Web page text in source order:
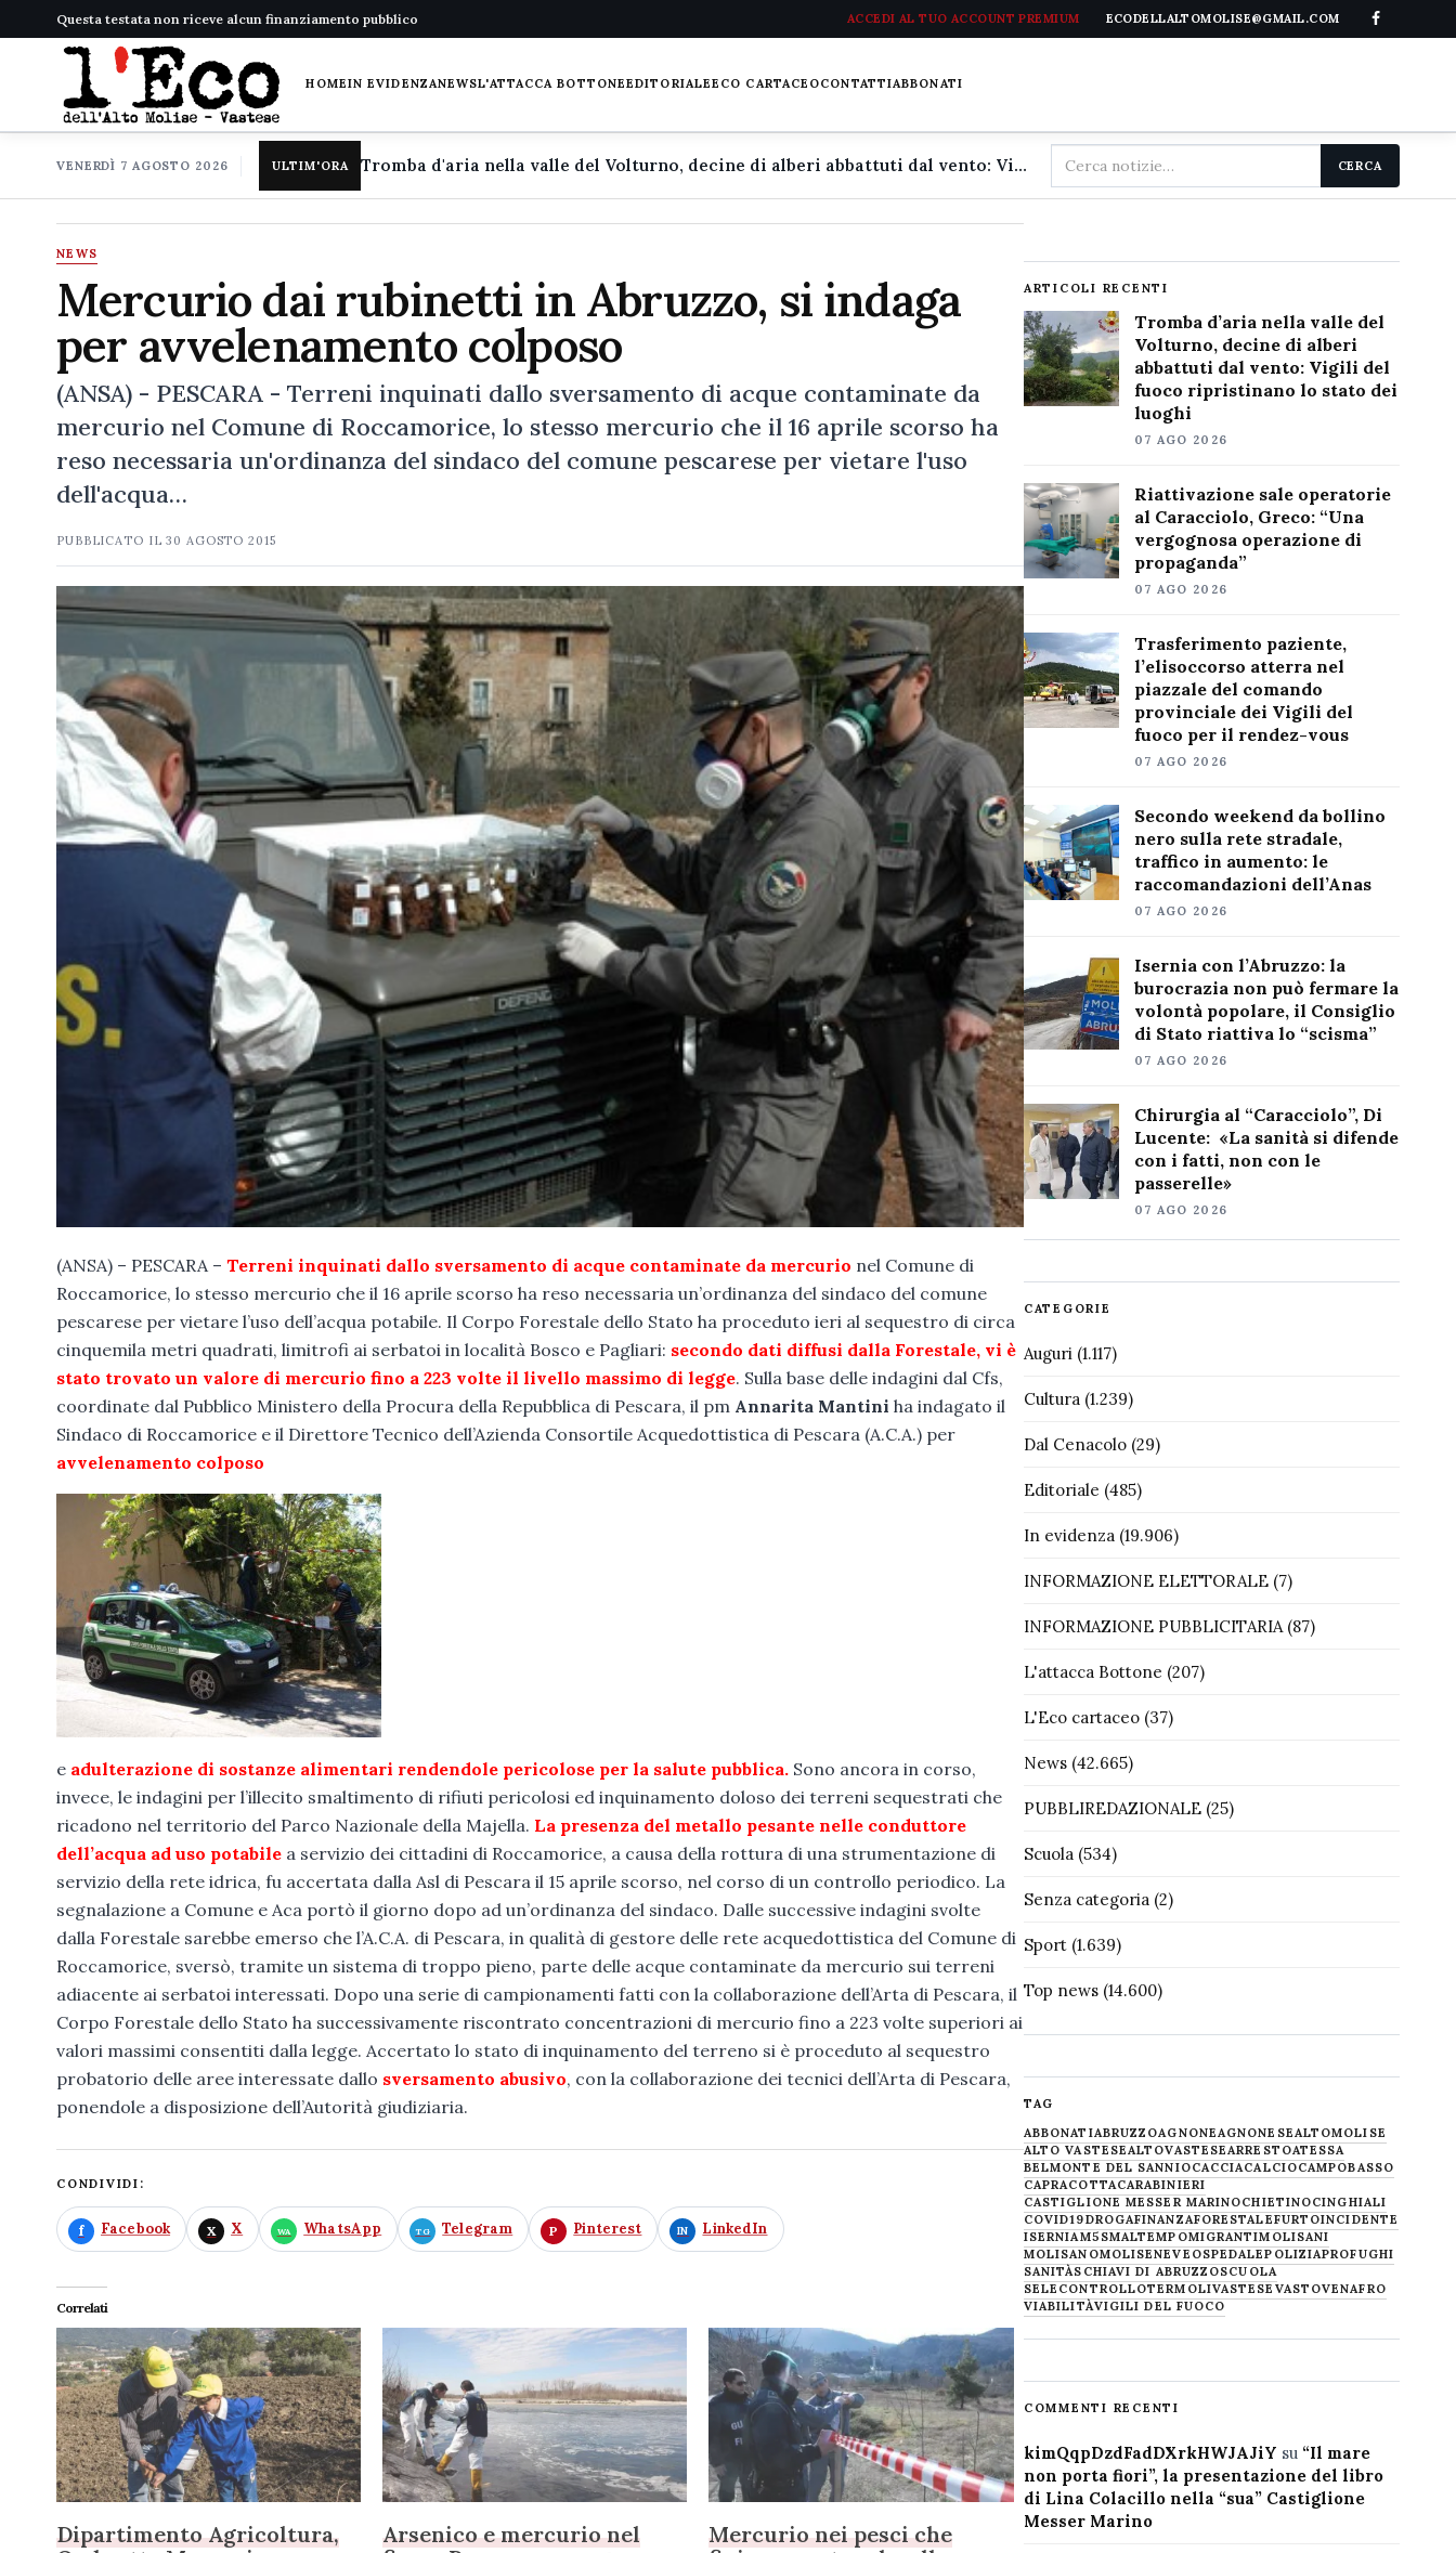
Questa testata non riceve alcun finanziamento pubblico ACCEDI AL TUO ACCOUNT PREMIUM ECODELLALTOMOLISE@GMAIL.COM
HOMEIN EVIDENZANEWSL'ATTACCA BOTTONEEDITORIALEECO CARTACEOCONTATTIABBONATI
VENERDÌ 7 AGOSTO 2026 ULTIM'ORA Tromba d'aria nella valle del Volturno, decine di alberi abbattuti dal vento: Vigili del fuoco ripristinano lo stato dei luoghi
Cerca
nel
CERCA
NEWS
Mercurio dai rubinetti in Abruzzo, si indaga
per avvelenamento colposo
(ANSA) - PESCARA - Terreni inquinati dallo sversamento di acque contaminate da
mercurio nel Comune di Roccamorice, lo stesso mercurio che il 16 aprile scorso ha
reso necessaria un'ordinanza del sindaco del comune pescarese per vietare l'uso
dell'acqua…
PUBBLICATO IL30 AGOSTO 2015
(ANSA) – PESCARA – Terreni inquinati dallo sversamento di acque contaminate da mercurio nel Comune di
Roccamorice, lo stesso mercurio che il 16 aprile scorso ha reso necessaria un’ordinanza del sindaco del comune
pescarese per vietare l’uso dell’acqua potabile. Il Corpo Forestale dello Stato ha proceduto ieri al sequestro di circa
cinquemila metri quadrati, limitrofi ai serbatoi in località Bosco e Pagliari: secondo dati diffusi dalla Forestale, vi è
stato trovato un valore di mercurio fino a 223 volte il livello massimo di legge. Sulla base delle indagini dal Cfs,
coordinate dal Pubblico Ministero della Procura della Repubblica di Pescara, il pm Annarita Mantini ha indagato il
Sindaco di Roccamorice e il Direttore Tecnico dell’Azienda Consortile Acquedottistica di Pescara (A.C.A.) per
avvelenamento colposo
e adulterazione di sostanze alimentari rendendole pericolose per la salute pubblica. Sono ancora in corso,
invece, le indagini per l’illecito smaltimento di rifiuti pericolosi ed inquinamento doloso dei terreni sequestrati che
ricadono nel territorio del Parco Nazionale della Majella. La presenza del metallo pesante nelle conduttore
dell’acqua ad uso potabile a servizio dei cittadini di Roccamorice, a causa della rottura di una strumentazione di
servizio della rete idrica, fu accertata dalla Asl di Pescara il 15 aprile scorso, nel corso di un controllo periodico. La
segnalazione a Comune e Aca portò il giorno dopo ad un’ordinanza del sindaco. Dalle successive indagini svolte
dalla Forestale sarebbe emerso che l’A.C.A. di Pescara, in qualità di gestore delle rete acquedottistica del Comune di
Roccamorice, sversò, tramite un sistema di troppo pieno, parte delle acque contaminate da mercurio sui terreni
adiacente ai serbatoi interessati. Dopo una serie di campionamenti fatti con la collaborazione dell’Arta di Pescara, il
Corpo Forestale dello Stato ha successivamente riscontrato concentrazioni di mercurio fino a 223 volte superiori ai
valori massimi consentiti dalla legge. Accertato lo stato di inquinamento del terreno si è proceduto al sequestro
probatorio delle aree interessate dallo sversamento abusivo, con la collaborazione dei tecnici dell’Arta di Pescara,
ponendole a disposizione dell’Autorità giudiziaria.
CONDIVIDI:
Facebook X WhatsApp Telegram Pinterest LinkedIn
Correlati
Dipartimento Agricoltura,
Arsenico e mercurio nel
Mercurio nei pesci che
ARTICOLI RECENTI
Tromba d’aria nella valle del
Volturno, decine di alberi
abbattuti dal vento: Vigili del
fuoco ripristinano lo stato dei
luoghi
07 AGO 2026
Riattivazione sale operatorie
al Caracciolo, Greco: “Una
vergognosa operazione di
propaganda”
07 AGO 2026
Trasferimento paziente,
l’elisoccorso atterra nel
piazzale del comando
provinciale dei Vigili del
fuoco per il rendez-vous
07 AGO 2026
Secondo weekend da bollino
nero sulla rete stradale,
traffico in aumento: le
raccomandazioni dell’Anas
07 AGO 2026
Isernia con l’Abruzzo: la
burocrazia non può fermare la
volontà popolare, il Consiglio
di Stato riattiva lo “scisma”
07 AGO 2026
Chirurgia al “Caracciolo”, Di
Lucente: «La sanità si difende
con i fatti, non con le
passerelle»
07 AGO 2026
CATEGORIE
Auguri(1.117)
Cultura(1.239)
Dal Cenacolo(29)
Editoriale (485)
In evidenza(19.906)
INFORMAZIONE ELETTORALE(7)
INFORMAZIONE PUBBLICITARIA(87)
L'attacca Bottone (207)
L'Eco cartaceo(37)
News(42.665)
PUBBLIREDAZIONALE(25)
Scuola(534)
Senza categoria(2)
Sport(1.639)
Top news(14.600)
TAG
ABBONATIABRUZZOAGNONEAGNONESEALTOMOLISE
ALTO VASTESEALTOVASTESEARRESTOATESSA
BELMONTE DEL SANNIOCACCIACALCIOCAMPOBASSO
CAPRACOTTACARABINIERI
CASTIGLIONE MESSER MARINOCHIETINOCINGHIALI
COVID19DROGAFINANZAFORESTALEFURTOINCIDENTE
ISERNIAM5SMALTEMPOMIGRANTIMOLISANI
MOLISANOMOLISENEVE OSPEDALEPOLIZIAPROFUGHI
SANITÀSCHIAVI DI ABRUZZOSCUOLA
SELECONTROLLOTERMOLIVASTESE VASTOVENAFRO
VIABILITÀVIGILI DEL FUOCO
COMMENTI RECENTI
kimQqpDzdFadDXrkHWJAJiY su “Il mare
non porta fiori”, la presentazione del libro
di Lina Colacillo nella “sua” Castiglione
Messer Marino